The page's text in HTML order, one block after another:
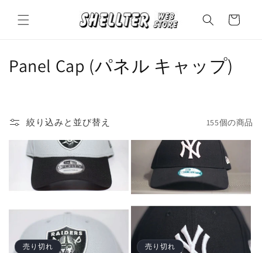
ンツに
進む
ー
コ
シ
ョ
Panel Cap (パネル キャップ)
絞り込みと並び替え 155個の商品
売り切れ 売り切れ